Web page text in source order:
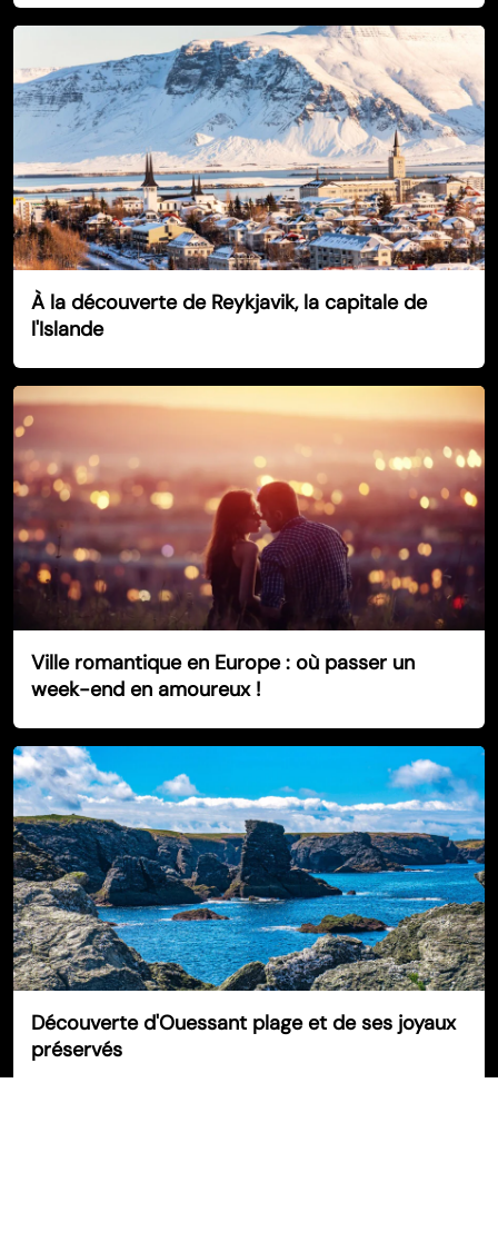
À la découverte de Reykjavik, la capitale de
l'Islande
Ville romantique en Europe : où passer un
week-end en amoureux !
Découverte d'Ouessant plage et de ses joyaux
préservés